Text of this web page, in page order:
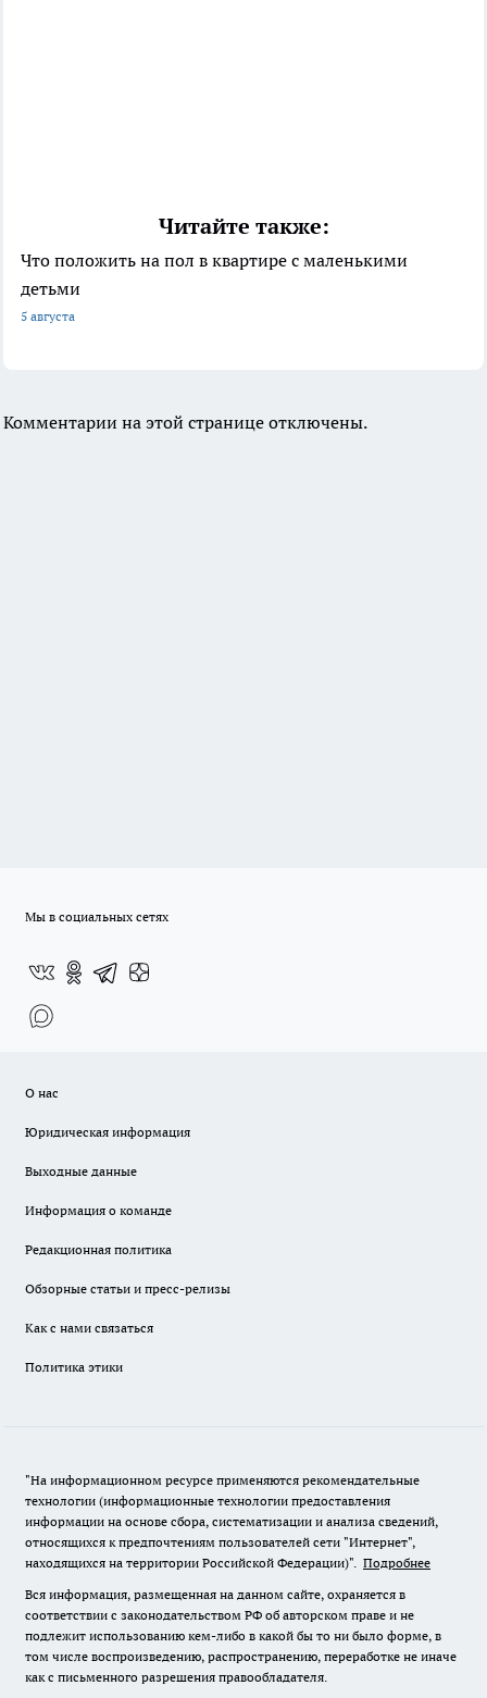
Читайте также:
Что положить на пол в квартире с маленькими
детьми
5 августа
Комментарии на этой странице отключены.
Мы в социальных сетях
О нас
Юридическая информация
Выходные данные
Информация о команде
Редакционная политика
Обзорные статьи и пресс-релизы
Как с нами связаться
Политика этики
"На информационном ресурсе применяются рекомендательные
технологии (информационные технологии предоставления
информации на основе сбора, систематизации и анализа сведений,
относящихся к предпочтениям пользователей сети "Интернет",
находящихся на территории Российской Федерации)". Подробнее
Вся информация, размещенная на данном сайте, охраняется в
соответствии с законодательством РФ об авторском праве и не
подлежит использованию кем-либо в какой бы то ни было форме, в
том числе воспроизведению, распространению, переработке не иначе
как с письменного разрешения правообладателя.